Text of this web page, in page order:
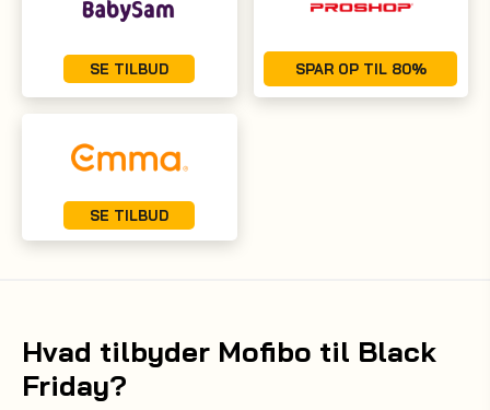
SE TILBUD SPAR OP TIL 80%
SE TILBUD
Hvad tilbyder Mofibo til Black
Friday?